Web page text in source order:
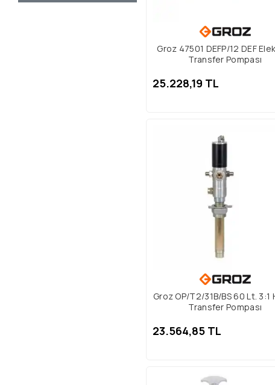
Groz 47501 DEFP/12 DEF
Transfer Pompası
25.228,19 TL
Groz OP/T2/31B/BS 60 Lt. 3:1
Transfer Pompası
23.564,85 TL